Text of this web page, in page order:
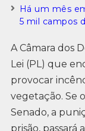
Há um mês
5 mil campos
A Câmara dos
Lei (PL) que
provocar
vegetação. Se
Senado, a
prisão, passará